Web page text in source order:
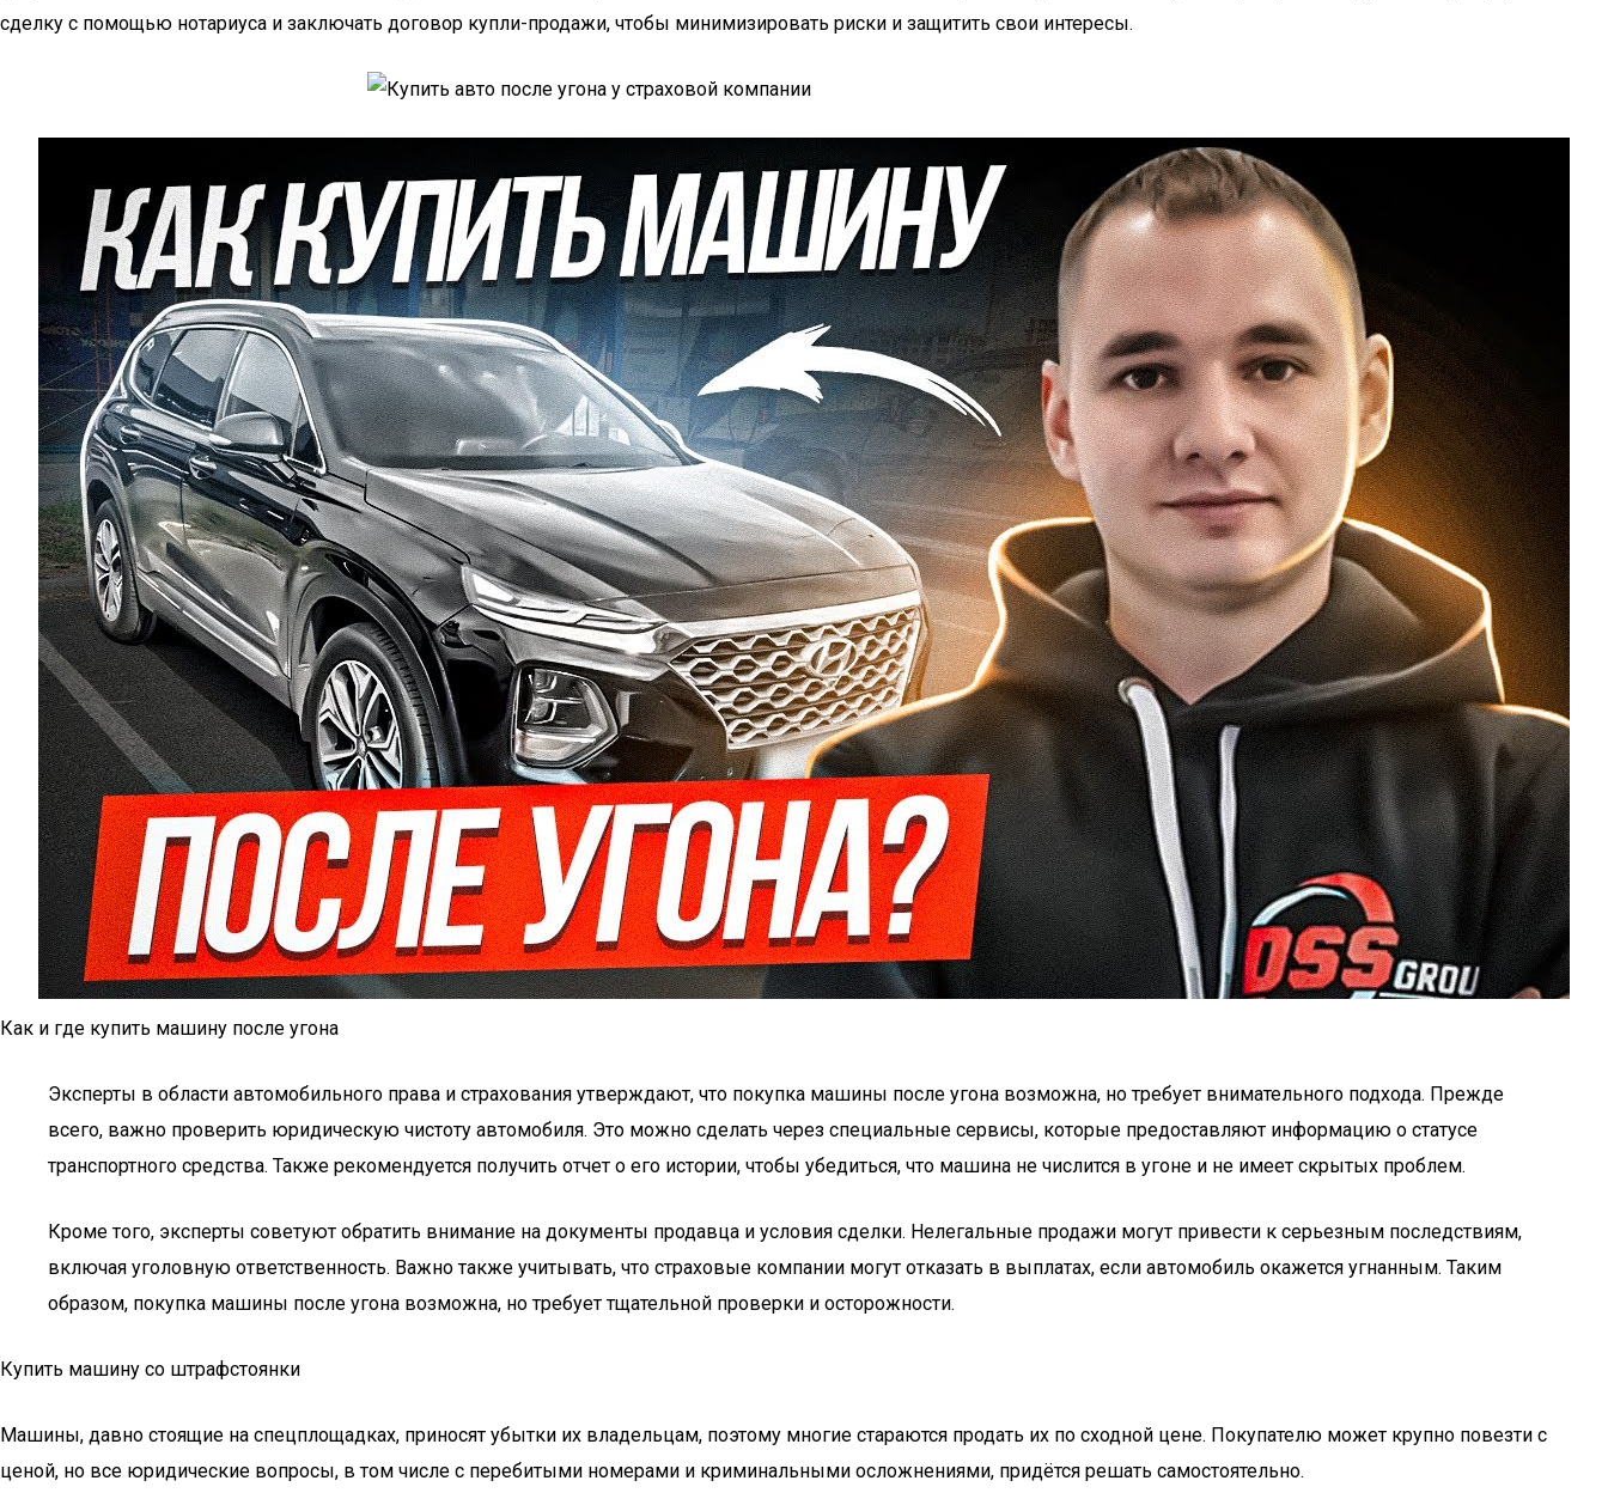
сделку с помощью нотариуса и заключать договор купли-продажи, чтобы минимизировать риски и защитить свои интересы.
Как и где купить машину после угона
Эксперты в области автомобильного права и страхования утверждают, что покупка машины после угона возможна, но требует внимательного подхода. Прежде
всего, важно проверить юридическую чистоту автомобиля. Это можно сделать через специальные сервисы, которые предоставляют информацию о статусе
транспортного средства. Также рекомендуется получить отчет о его истории, чтобы убедиться, что машина не числится в угоне и не имеет скрытых проблем.
Кроме того, эксперты советуют обратить внимание на документы продавца и условия сделки. Нелегальные продажи могут привести к серьезным последствиям,
включая уголовную ответственность. Важно также учитывать, что страховые компании могут отказать в выплатах, если автомобиль окажется угнанным. Таким
образом, покупка машины после угона возможна, но требует тщательной проверки и осторожности.
Купить машину со штрафстоянки
Машины, давно стоящие на спецплощадках, приносят убытки их владельцам, поэтому многие стараются продать их по сходной цене. Покупателю может крупно повезти с
ценой, но все юридические вопросы, в том числе с перебитыми номерами и криминальными осложнениями, придётся решать самостоятельно.